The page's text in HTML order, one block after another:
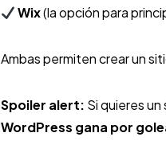
Wix(la opción para
Ambas permiten crear un
Spoiler alert: Si quieres
WordPress gana por